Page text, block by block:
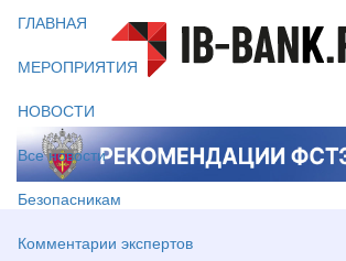
ГЛАВНАЯ
МЕРОПРИЯТИЯ
НОВОСТИ
Все новости
Безопасникам
Комментарии экспертов